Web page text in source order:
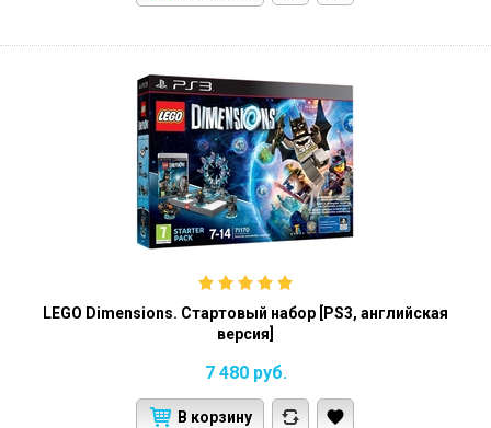
LEGO Dimensions. Стартовый набор [PS3, английская
версия]
7 480 руб.
В корзину